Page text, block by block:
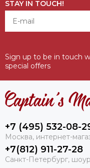
STAY IN TOUCH!
Sign up to be in touch
special offers
+7 (495) 532-08-
Москва, интернет-
+7(812) 911-27-28
Санкт-Петербург,